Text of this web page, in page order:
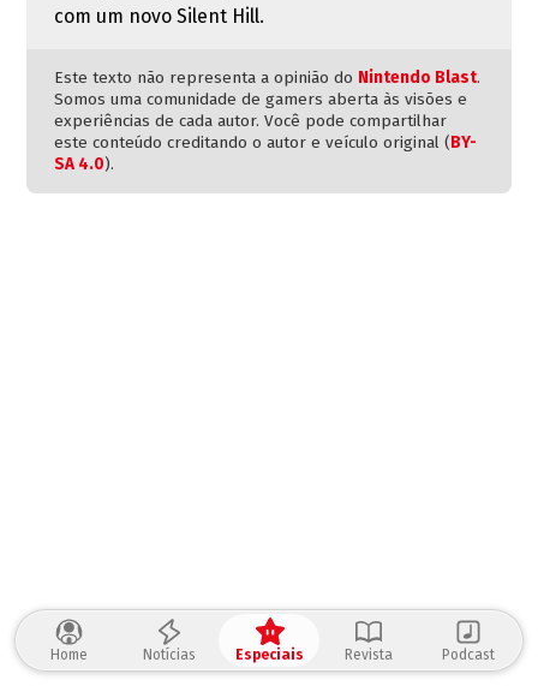
com um novo Silent Hill.
Este texto não representa a opinião do Nintendo Blast.
Somos uma comunidade de gamers aberta às visões e
experiências de cada autor. Você pode compartilhar
este conteúdo creditando o autor e veículo original (BY-
SA 4.0).
Home Notícias Especiais Revista Podcast